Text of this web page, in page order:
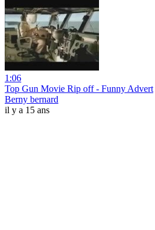
1:06
Top Gun Movie Rip off - Funny Advert
Berny bernard
il y a 15 ans